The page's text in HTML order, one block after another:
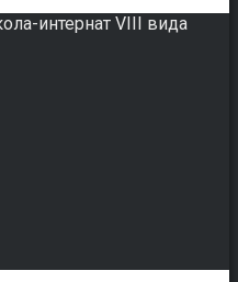
интернат VIII вида